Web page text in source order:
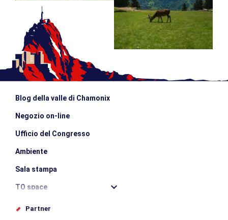
Blog della valle di Chamonix
Negozio on-line
Ufficio del Congresso
Ambiente
Sala stampa
TO space
Offices de tourisme
Partner